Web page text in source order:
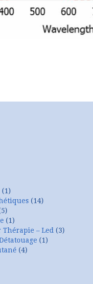
(1)
(14)
(1)
Thérapie – Led (3)
(1)
(4)